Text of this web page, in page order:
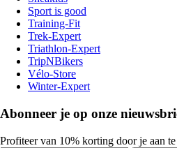
Sport is good
Training-Fit
Trek-Expert
Triathlon-Expert
TripNBikers
Vélo-Store
Winter-Expert
Abonneer je op onze
Profiteer van 10% korting door je aan